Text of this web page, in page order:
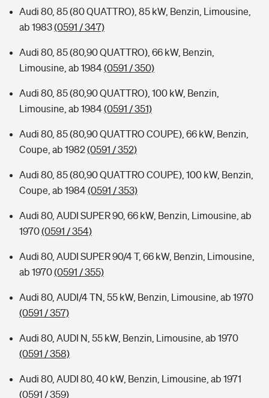
Audi 80, 85 (80 QUATTRO), 85 kW, Benzin, Limousine,
ab 1983(0591 / 347)
Audi 80, 85 (80,90 QUATTRO), 66 kW, Benzin,
Limousine, ab 1984(0591 / 350)
Audi 80, 85 (80,90 QUATTRO), 100 kW, Benzin,
Limousine, ab 1984(0591 / 351)
Audi 80, 85 (80,90 QUATTRO COUPE), 66 kW, Benzin,
Coupe, ab 1982(0591 / 352)
Audi 80, 85 (80,90 QUATTRO COUPE), 100 kW, Benzin,
Coupe, ab 1984(0591 / 353)
Audi 80, AUDI SUPER 90, 66 kW, Benzin, Limousine, ab
1970(0591 / 354)
Audi 80, AUDI SUPER 90/4 T, 66 kW, Benzin, Limousine,
ab 1970(0591 / 355)
Audi 80, AUDI/4 TN, 55 kW, Benzin, Limousine, ab 1970
(0591 / 357)
Audi 80, AUDI N, 55 kW, Benzin, Limousine, ab 1970
(0591 / 358)
Audi 80, AUDI 80, 40 kW, Benzin, Limousine, ab 1971
(0591 / 359)